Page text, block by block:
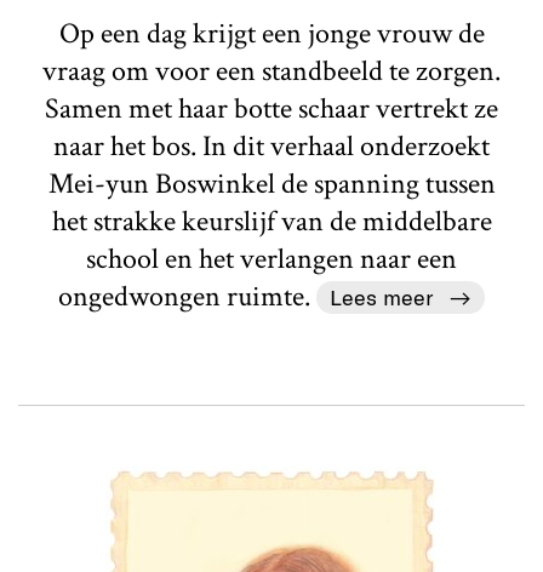
Op een dag krijgt een jonge vrouw de
vraag om voor een standbeeld te zorgen.
Samen met haar botte schaar vertrekt ze
naar het bos. In dit verhaal onderzoekt
Mei-yun Boswinkel de spanning tussen
het strakke keurslijf van de middelbare
school en het verlangen naar een
ongedwongen ruimte.
Lees meer